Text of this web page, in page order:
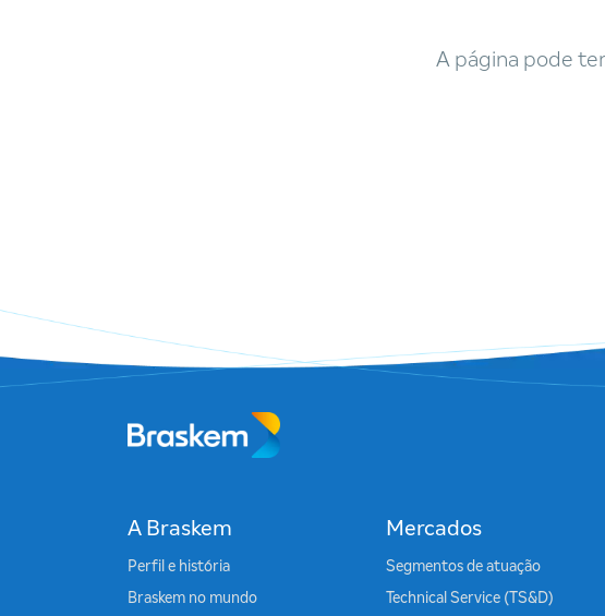
A página pode
A Braskem
Perfil e história
Braskem no mundo
Mercados
Segmentos de atuação
Technical Service (TS&D)